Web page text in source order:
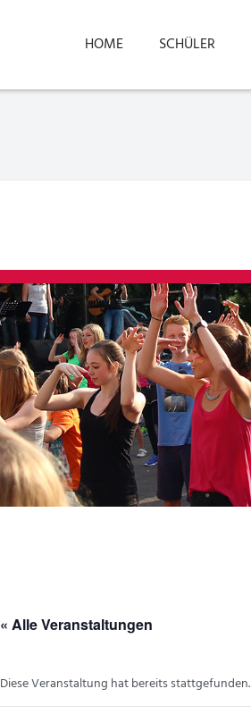
HOME SCHÜLER
« Alle Veranstaltungen
Diese Veranstaltung hat bereits stattgefunden.